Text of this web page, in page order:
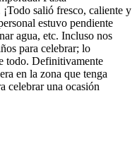
salió fresco, caliente y
estuvo pendiente
agua, etc. Incluso nos
para celebrar; lo
todo. Definitivamente
en la zona que tenga
celebrar una ocasión